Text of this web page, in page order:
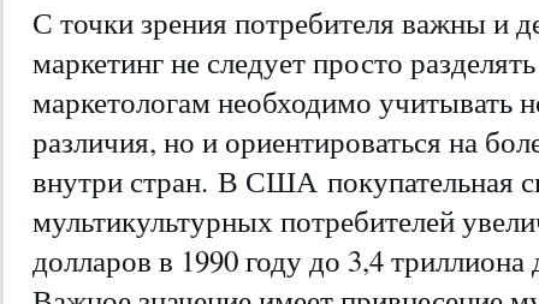
С точки зрения потребителя важны и
маркетинг не следует просто
маркетологам необходимо учитывать
различия, но и ориентироваться на
внутри стран. В США покупательная
мультикультурных потребителей
долларов в 1990 году до 3,4 триллиона